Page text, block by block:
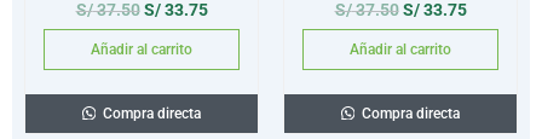
S/37.50 S/33.75
Añadir al carrito
Compra directa
S/37.50 S/33.75
Añadir al carrito
Compra directa